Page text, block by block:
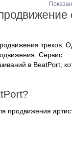
треков.
Сервис
в BeatPort,
продвижения